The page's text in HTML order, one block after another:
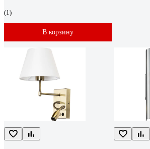
(1)
В корзину